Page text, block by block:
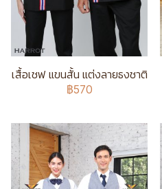
เสื้อเชฟ แขนสั้น แต่งลายธงชาติ
฿570